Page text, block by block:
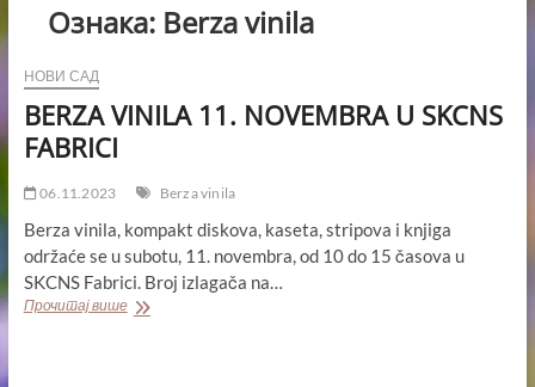
Ознака: Berza vinila
НОВИ САД
BERZA VINILA 11. NOVEMBRA U SKCNS
FABRICI
06.11.2023 Berza vinila
Berza vinila, kompakt diskova, kaseta, stripova i knjiga
održaće se u subotu, 11. novembra, od 10 do 15 časova u
SKCNS Fabrici. Broj izlagača na…
Прочитај вишеBERZA